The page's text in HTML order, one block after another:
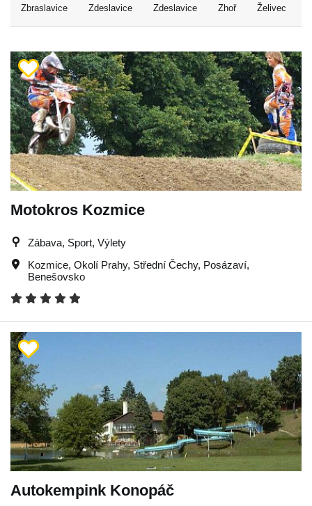
Zbraslavice Zdeslavice Zdeslavice Zhoř Želivec
Motokros Kozmice
Zábava, Sport, Výlety
Kozmice, Okolí Prahy, Střední Čechy, Posázaví,
Benešovsko
Autokempink Konopáč